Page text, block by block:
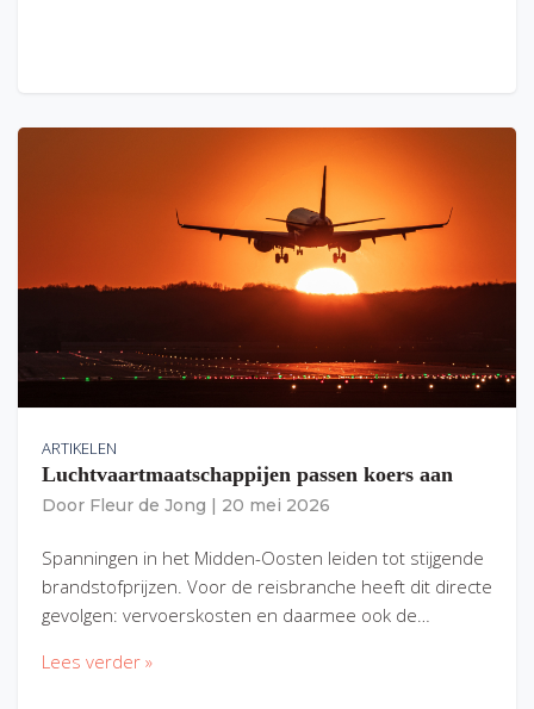
ARTIKELEN
Luchtvaartmaatschappijen passen koers aan
Door Fleur de Jong 20 mei 2026
Spanningen in het Midden-Oosten leiden tot stijgende
brandstofprijzen. Voor de reisbranche heeft dit directe
gevolgen: vervoerskosten en daarmee ook de…
Lees verder »